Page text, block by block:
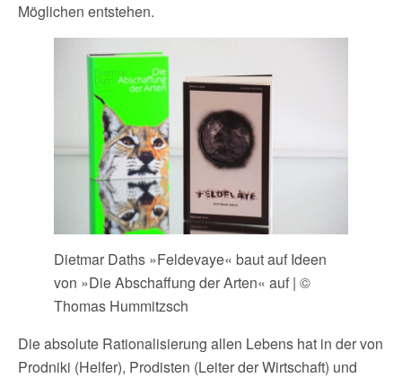
Möglichen entstehen.
Dietmar Daths »Feldevaye« baut auf Ideen
von »Die Abschaffung der Arten« auf | ©
Thomas Hummitzsch
Die absolute Rationalisierung allen Lebens hat in der von
Prodniki (Helfer), Prodisten (Leiter der Wirtschaft) und